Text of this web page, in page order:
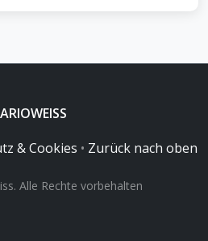
& Cookies • Zurück nach oben
Alle Rechte vorbehalten